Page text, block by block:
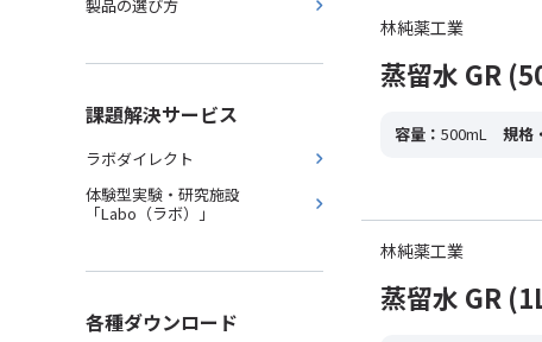
製品の選び方
課題解決サービス
ラボダイレクト
体験型実験・研究施設
「Labo（ラボ）」
各種ダウンロード
林純薬工業
蒸留水 GR
容量： 500mL 規格
林純薬工業
蒸留水 GR